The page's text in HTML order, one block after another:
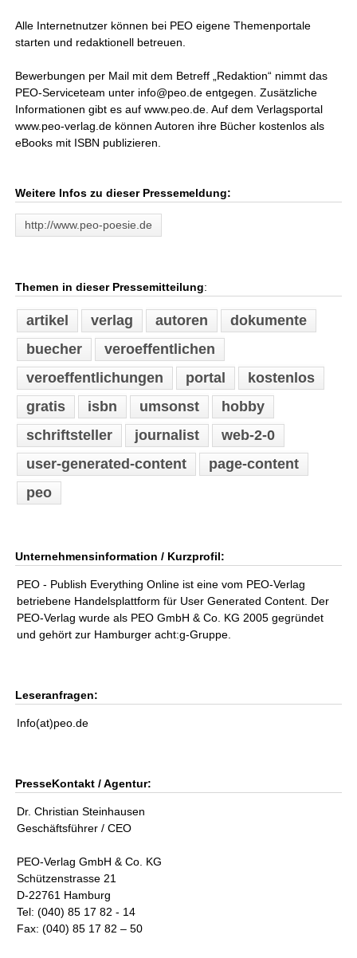
Alle Internetnutzer können bei PEO eigene Themenportale
starten und redaktionell betreuen.
Bewerbungen per Mail mit dem Betreff „Redaktion“ nimmt das
PEO-Serviceteam unter info@peo.de entgegen. Zusätzliche
Informationen gibt es auf www.peo.de. Auf dem Verlagsportal
www.peo-verlag.de können Autoren ihre Bücher kostenlos als
eBooks mit ISBN publizieren.
Weitere Infos zu dieser Pressemeldung:
http://www.peo-poesie.de
Themen in dieser Pressemitteilung:
artikel verlag autoren
dokumente
buecher
veroeffentlichen
veroeffentlichungen
portal
kostenlos
gratis
isbn umsonst
hobby
schriftsteller
journalist
web-2-0
user-generated-content
page-content
peo
Unternehmensinformation / Kurzprofil:
PEO - Publish Everything Online ist eine vom PEO-Verlag
betriebene Handelsplattform für User Generated Content. Der
PEO-Verlag wurde als PEO GmbH & Co. KG 2005 gegründet
und gehört zur Hamburger acht:g-Gruppe.
Leseranfragen:
Info(at)peo.de
PresseKontakt / Agentur:
Dr. Christian Steinhausen
Geschäftsführer / CEO
PEO-Verlag GmbH & Co. KG
Schützenstrasse 21
D-22761 Hamburg
Tel: (040) 85 17 82 - 14
Fax: (040) 85 17 82 – 50